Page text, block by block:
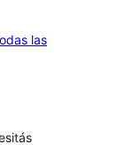
lasreseñas